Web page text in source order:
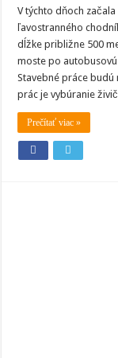
V týchto dňoch
ľavostranného
dĺžke približne 500
moste po
Stavebné práce
prác je vybúranie
Prečítať viac »